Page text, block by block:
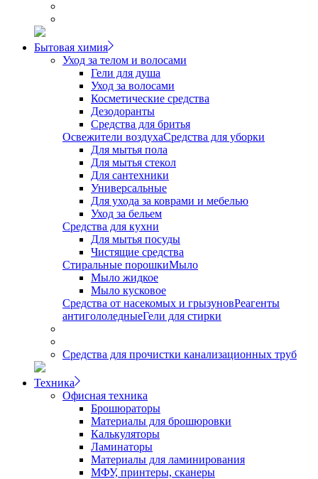
Бытовая химия
Уход за телом и волосами
Гели для душа
Уход за волосами
Косметические средства
Дезодоранты
Средства для бритья
Освежители воздухаСредства для уборки
Для мытья пола
Для мытья стекол
Для сантехники
Универсальные
Для ухода за коврами и мебелью
Уход за бельем
Средства для кухни
Для мытья посуды
Чистящие средства
Стиральные порошкиМыло
Мыло жидкое
Мыло кусковое
Средства от насекомых и грызуновРеагенты
антигололедныеГели для стирки
Средства для прочистки канализационных труб
Техника
Офисная техника
Брошюраторы
Материалы для брошюровки
Калькуляторы
Ламинаторы
Материалы для ламинирования
МФУ, принтеры, сканеры